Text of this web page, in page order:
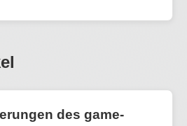
des game-